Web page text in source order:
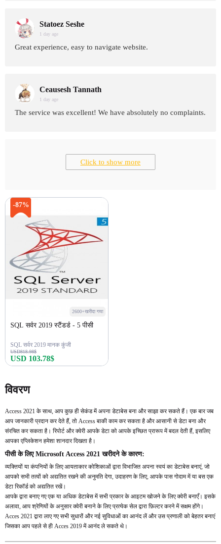
Statoez Seshe
1 day age
Great experience, easy to navigate website.
Ceausesh Tannath
1 day age
The service was excellent! We have absolutely no complaints.
Click to show more
-87%
2600+खरीदा गया
SQL सर्वर 2019 स्टैंडर्ड - 5 पीसी
SQL सर्वर 2019 मानक कुंजी
USD818.98$
USD 103.78$
विवरण
Access 2021 के साथ, आप कुछ ही सेकंड में अपना डेटाबेस बना और साझा कर सकते हैं। एक बार जब
आप जानकारी प्रदान कर देते हैं, तो Access बाकी काम कर सकता है और आसानी से डेटा बना और
संरचित कर सकता है। रिपोर्ट और क्वेरी आपके डेटा को आपके इच्छित प्रारूप में बदल देती हैं, इसलिए
आपका एप्लिकेशन हमेशा शानदार दिखता है।
पीसी के लिए Microsoft Access 2021 खरीदने के कारण:
व्यक्तियों या कंपनियों के लिए आयताकार कोशिकाओं द्वारा विभाजित अपना स्वयं का डेटाबेस बनाएं, जो
आपको सभी तत्वों को अद्यतित रखने की अनुमति देगा, उदाहरण के लिए, आपके पास गोदाम में या बस एक
डेटा रिकॉर्ड को अद्यतित रखें।
आपके द्वारा बनाए गए एक या अधिक डेटाबेस में सभी प्रकार के आइटम खोजने के लिए क्वेरी बनाएँ। इसके
अलावा, आप श्रेणियों के अनुसार क्वेरी बनाने के लिए प्रत्येक सेल द्वारा फ़िल्टर करने में सक्षम होंगे।
Acces 2021 द्वारा लाए गए सभी सुधारों और नई सुविधाओं का आनंद लें और उस प्रणाली को बेहतर बनाएं
जिसका आप पहले से ही Acces 2019 में आनंद ले सकते थे।